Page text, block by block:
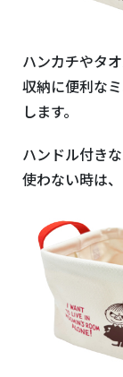
ハンカチやタ
収納に便利な
します。
ハンドル付き
使わない時は